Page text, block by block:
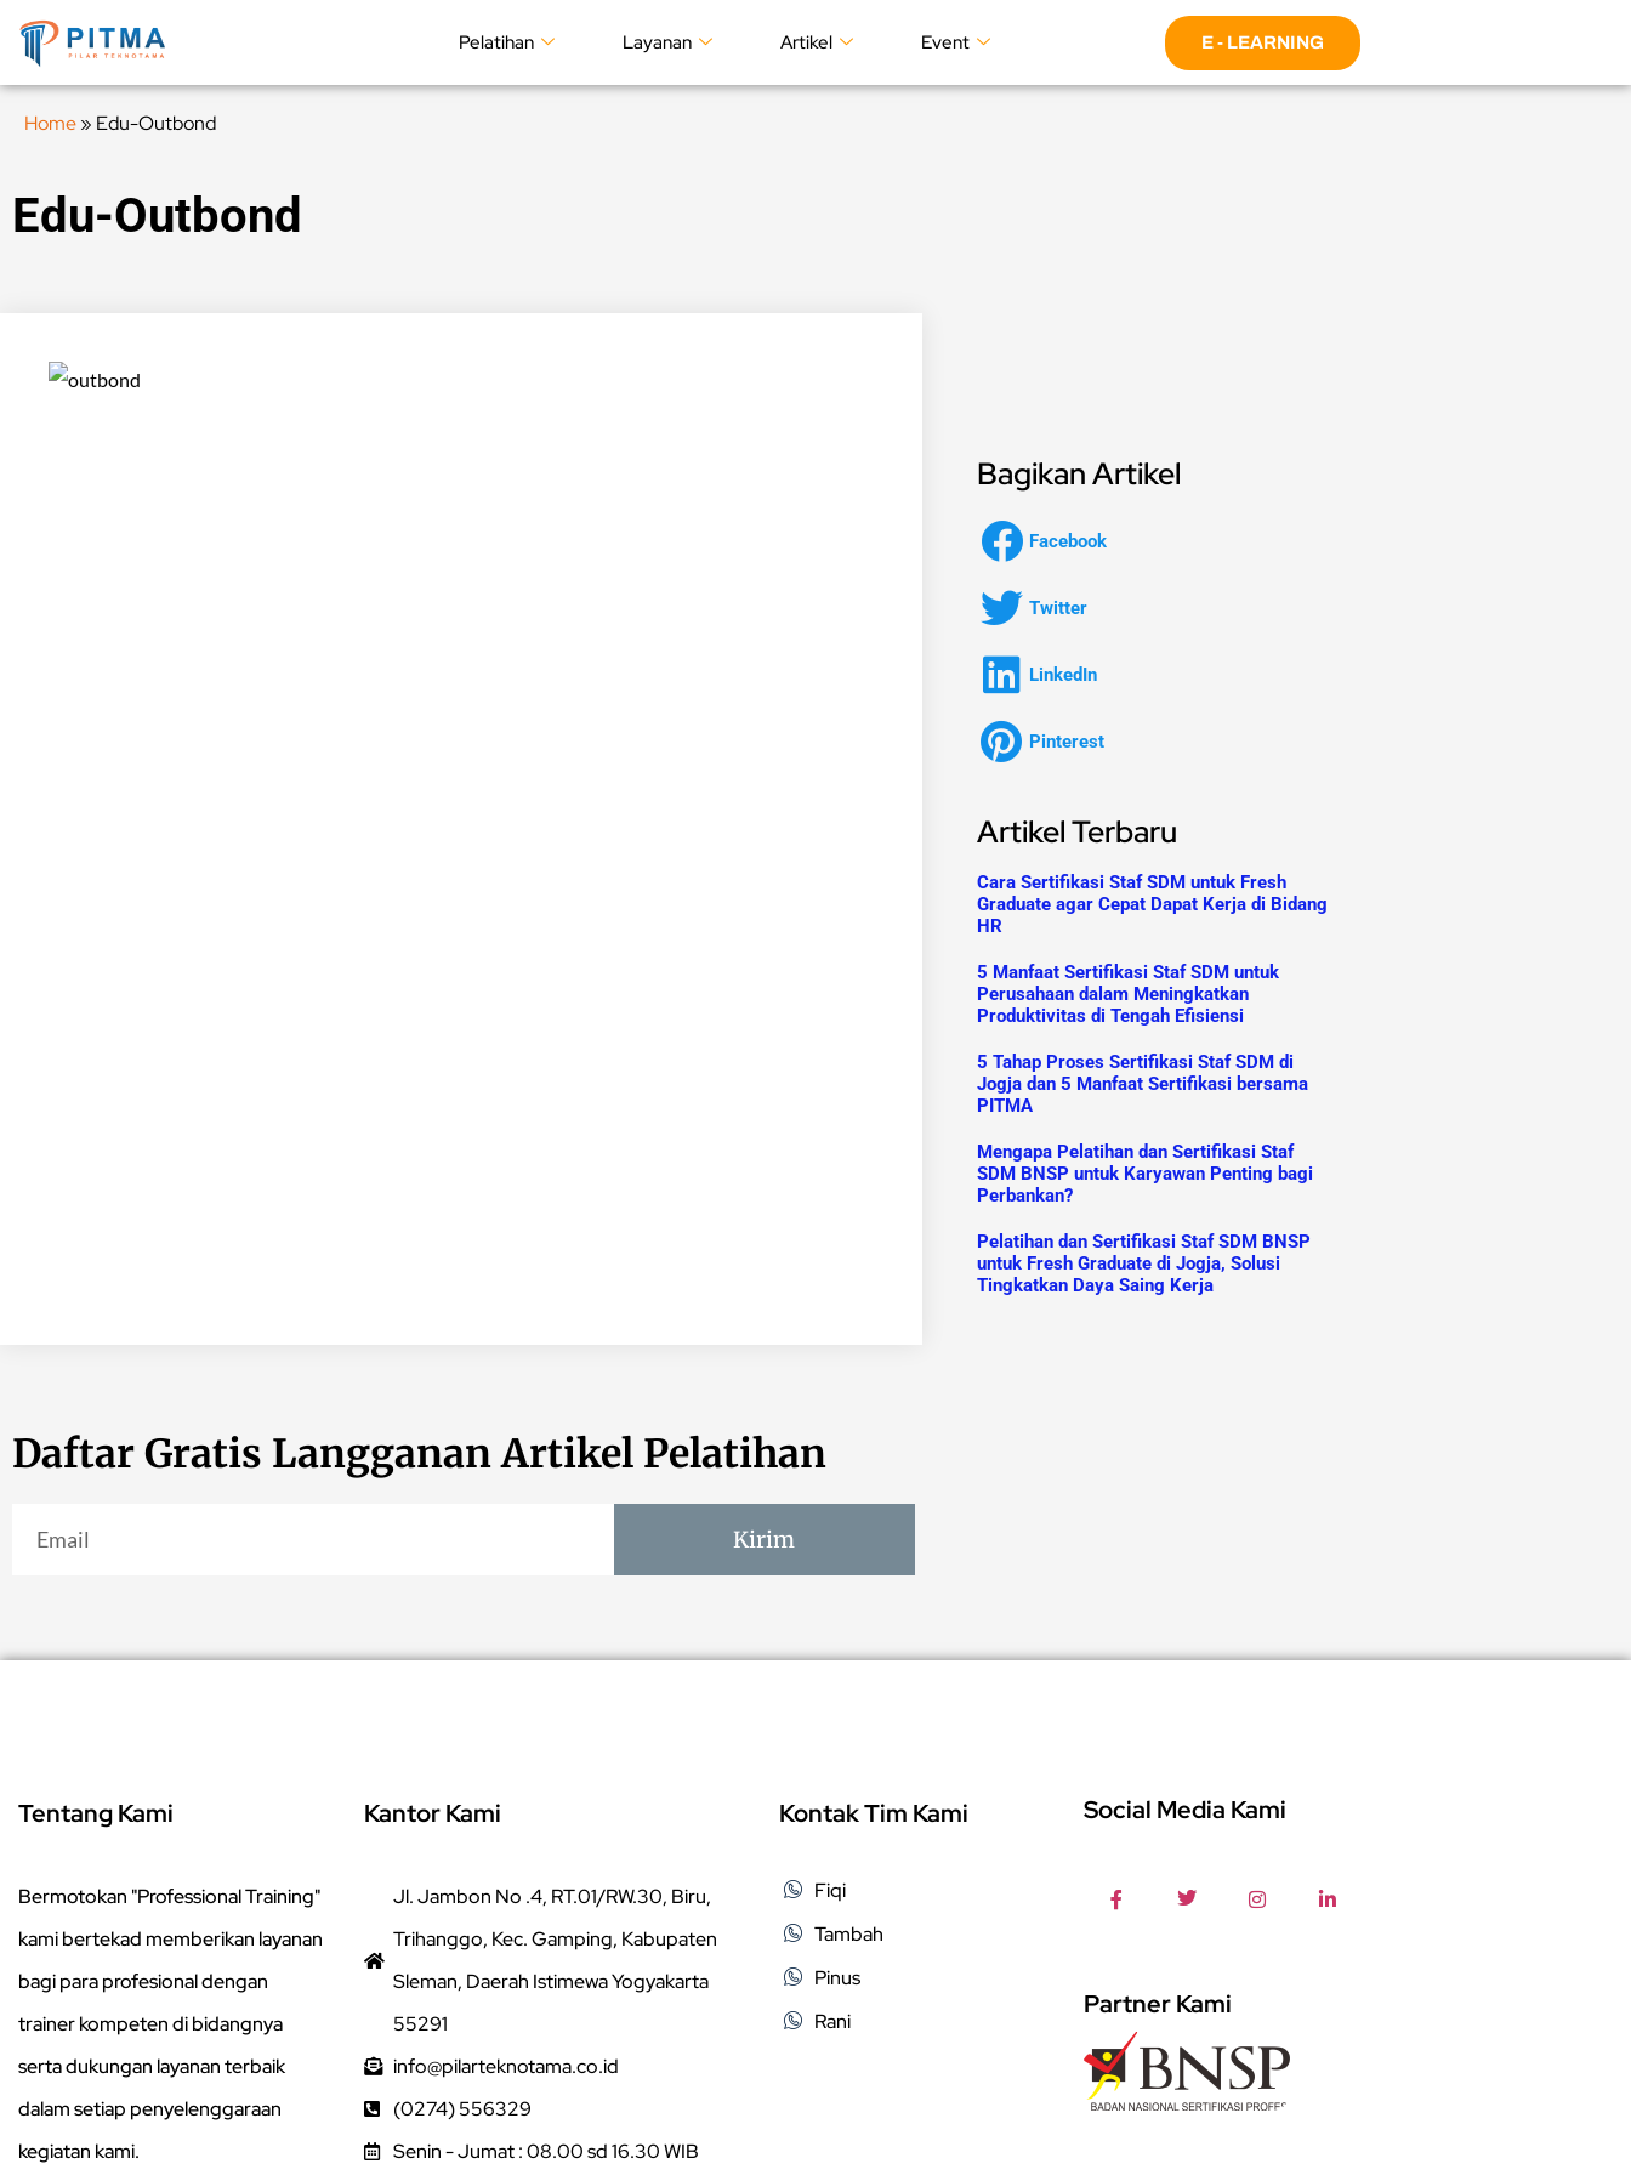
Pelatihan Layanan Artikel Event E - LEARNING
Home» Edu-Outbond
Edu-Outbond
Bagikan Artikel
Facebook
Twitter
LinkedIn
Pinterest
Artikel Terbaru
Cara Sertifikasi Staf SDM untuk Fresh
Graduate agar Cepat Dapat Kerja di Bidang
HR
5 Manfaat Sertifikasi Staf SDM untuk
Perusahaan dalam Meningkatkan
Produktivitas di Tengah Efisiensi
5 Tahap Proses Sertifikasi Staf SDM di
Jogja dan 5 Manfaat Sertifikasi bersama
PITMA
Mengapa Pelatihan dan Sertifikasi Staf
SDM BNSP untuk Karyawan Penting bagi
Perbankan?
Pelatihan dan Sertifikasi Staf SDM BNSP
untuk Fresh Graduate di Jogja, Solusi
Tingkatkan Daya Saing Kerja
Daftar Gratis Langganan Artikel Pelatihan
Kirim
Tentang Kami
Bermotokan "Professional Training"
kami bertekad memberikan layanan
bagi para profesional dengan
trainer kompeten di bidangnya
serta dukungan layanan terbaik
dalam setiap penyelenggaraan
kegiatan kami.
Kantor Kami
Jl. Jambon No .4, RT.01/RW.30, Biru,
Trihanggo, Kec. Gamping, Kabupaten
Sleman, Daerah Istimewa Yogyakarta
55291
info@pilarteknotama.co.id
(0274) 556329
Senin - Jumat : 08.00 sd 16.30 WIB
Kontak Tim Kami
Fiqi
Tambah
Pinus
Rani
Social Media Kami
Partner Kami